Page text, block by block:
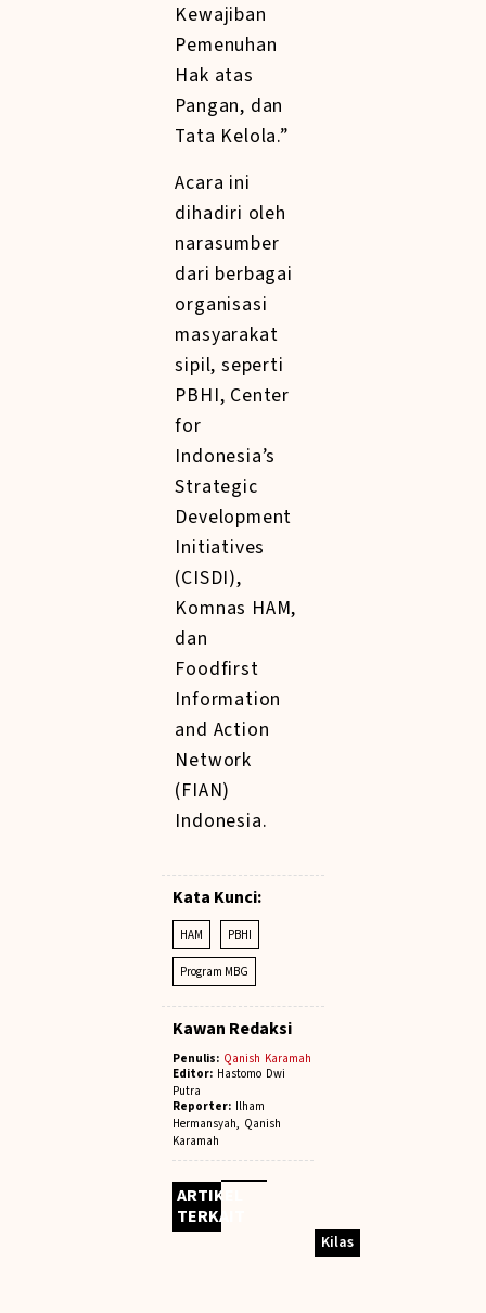
Kewajiban
Pemenuhan
Hak atas
Pangan, dan
Tata Kelola.”
Acara ini
dihadiri oleh
narasumber
dari berbagai
organisasi
masyarakat
sipil, seperti
PBHI, Center
for
Indonesia’s
Strategic
Development
Initiatives
(CISDI),
Komnas HAM,
dan
Foodfirst
Information
and Action
Network
(FIAN)
Indonesia.
Kata Kunci:
HAM PBHI
Program MBG
Kawan Redaksi
Penulis: Qanish Karamah
Editor: Hastomo Dwi
Putra
Reporter: Ilham
Hermansyah, Qanish
Karamah
ARTIKEL
TERKAIT
Kilas